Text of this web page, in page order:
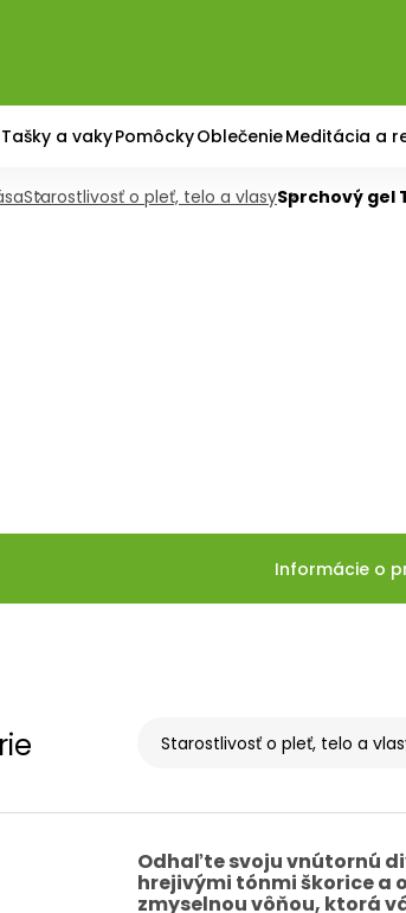
Tašky a vakyPomôckyOblečenieMeditácia a
Starostlivosť o pleť, telo a vlasySprchový gel
Informácie o
Starostlivosť o pleť, telo a
Odhaľte svoju vnútornú
hrejivými tónmi škorice a
zmyselnou vôňou, ktorá